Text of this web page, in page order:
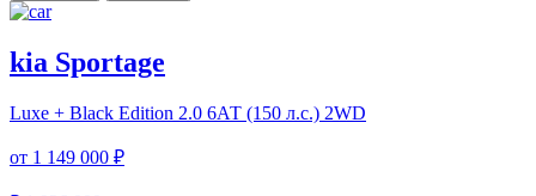
kia Sportage
Luxe + Black Edition 2.0 6АТ (150 л.с.) 2WD
от 1 149 000 ₽